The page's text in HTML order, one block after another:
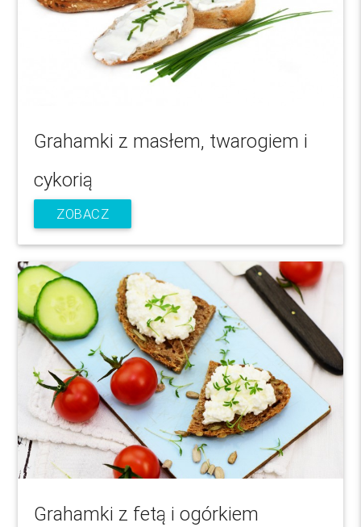
Grahamki z masłem, twarogiem i
cykorią
ZOBACZ
Grahamki z fetą i ogórkiem